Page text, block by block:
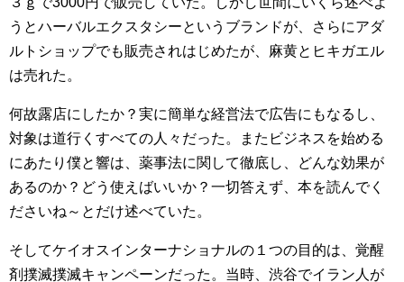
うとハーバルエクスタシーというブランドが、さらにアダ
ルトショップでも販売されはじめたが、麻黄とヒキガエル
は売れた。
何故露店にしたか？実に簡単な経営法で広告にもなるし、
対象は道行くすべての人々だった。またビジネスを始める
にあたり僕と響は、薬事法に関して徹底し、どんな効果が
あるのか？どう使えばいいか？一切答えず、本を読んでく
ださいね～とだけ述べていた。
そしてケイオスインターナショナルの１つの目的は、覚醒
剤撲滅撲滅キャンペーンだった。当時、渋谷でイラン人が